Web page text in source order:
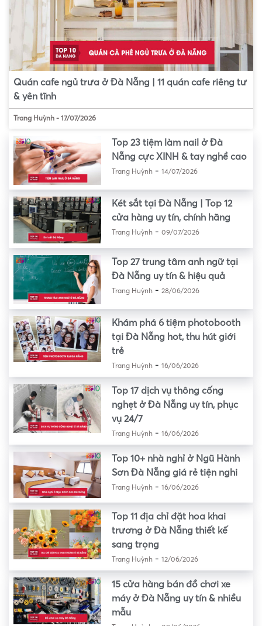
Quán cafe ngủ trưa ở Đà Nẵng | 11 quán cafe riêng tư
& yên tĩnh
Trang Huỳnh - 17/07/2026
Top 23 tiệm làm nail ở Đà
Nẵng cực XINH & tay nghề cao
Trang Huỳnh- 14/07/2026
Két sắt tại Đà Nẵng | Top 12
cửa hàng uy tín, chính hãng
Trang Huỳnh- 09/07/2026
Top 27 trung tâm anh ngữ tại
Đà Nẵng uy tín & hiệu quả
Trang Huỳnh- 28/06/2026
Khám phá 6 tiệm photobooth
tại Đà Nẵng hot, thu hút giới
trẻ
Trang Huỳnh- 16/06/2026
Top 17 dịch vụ thông cống
nghẹt ở Đà Nẵng uy tín, phục
vụ 24/7
Trang Huỳnh- 16/06/2026
Top 10+ nhà nghỉ ở Ngũ Hành
Sơn Đà Nẵng giá rẻ tiện nghi
Trang Huỳnh- 16/06/2026
Top 11 địa chỉ đặt hoa khai
trương ở Đà Nẵng thiết kế
sang trọng
Trang Huỳnh- 12/06/2026
15 cửa hàng bán đồ chơi xe
máy ở Đà Nẵng uy tín & nhiều
mẫu